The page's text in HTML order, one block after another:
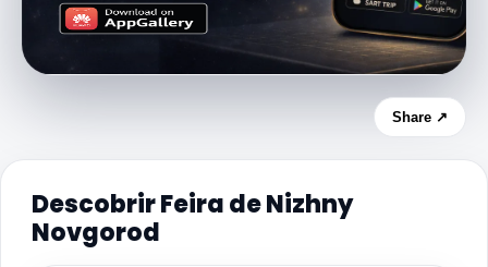
Share ↗
Descobrir Feira de Nizhny
Novgorod